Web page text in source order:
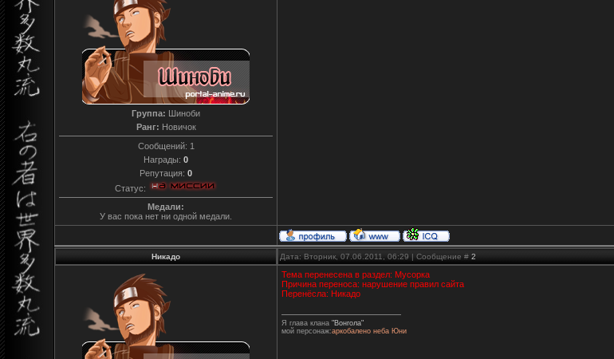
Группа: Шиноби
Ранг: Новичок
Сообщений: 1
Награды: 0
Репутация: 0
Статус:
Медали:
У вас пока нет ни одной медали.
Никадо Дата: Вторник, 07.06.2011, 06:29 | Сообщение # 2
Тема перенесена в раздел: Мусорка
Причина переноса: нарушение правил сайта
Перенёсла: Никадо
Я глава клана "Вонгола"
мой персонаж:аркобалено неба Юни